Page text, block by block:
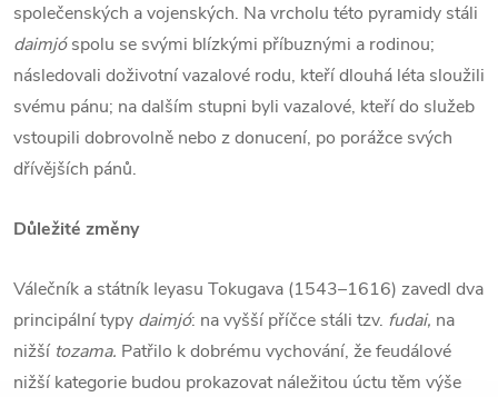
společenských a vojenských. Na vrcholu této pyramidy stáli
daimjóspolu se svými blízkými příbuznými a rodinou;
následovali doživotní vazalové rodu, kteří dlouhá léta sloužili
svému pánu; na dalším stupni byli vazalové, kteří do služeb
vstoupili dobrovolně nebo z donucení, po porážce svých
dřívějších pánů.
Důležité změny
Válečník a státník Ieyasu Tokugava (1543–1616) zavedl dva
principální typy daimjó: na vyšší příčce stáli tzv. fudai, na
nižší tozama. Patřilo k dobrému vychování, že feudálové
nižší kategorie budou prokazovat náležitou úctu těm výše